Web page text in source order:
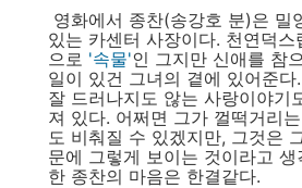
영화에서 종찬(송강호 분)은 밀
있는 카센터 사장이다. 천연덕스
으로 '속물'인 그지만 신애를 참
일이 있건 그녀의 곁에 있어준
잘 드러나지도 않는 사랑이야기
져 있다. 어쩌면 그가 껄떡거리
도 비춰질 수 있겠지만, 그것은
문에 그렇게 보이는 것이라고 생
한 종찬의 마음은 한결같다.